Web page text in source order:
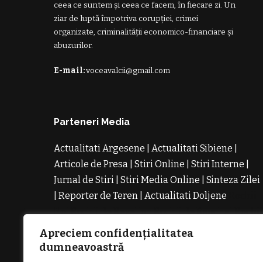
Apreciem confidențialitatea
dumneavoastră
ceea ce suntem și ceea ce facem, în fiecare zi. Un
ziar de luptă împotriva corupției, crimei
organizate, criminalității economico-financiare și
abuzurilor.
E-mail:voceavalcii@gmail.com
Parteneri Media
Actualitati Argesene Actualitati Sibiene
Articole de Presa
Stiri Online Stiri Interne
Jurnal de Stiri
Stiri Media Online
Sinteza Zilei
Reporter de Teren Actualitati Doljene
NoiRochii de RevelionRochii de BanchetRochii
de Cununie
Magazin de Rochii
Comanda Rochii de Seara